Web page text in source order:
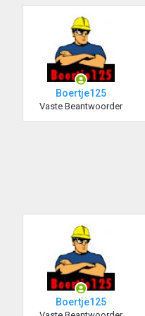
Boertje125
Vaste Beantwoorder
Boertje125